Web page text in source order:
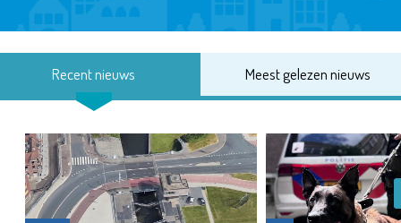
Recent nieuws Meest gelezen nieuws